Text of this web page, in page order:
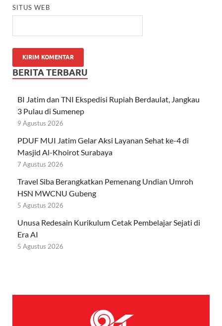
SITUS WEB
BERITA TERBARU
BI Jatim dan TNI Ekspedisi Rupiah Berdaulat, Jangkau
3 Pulau di Sumenep
9 Agustus 2026
PDUF MUI Jatim Gelar Aksi Layanan Sehat ke-4 di
Masjid Al-Khoirot Surabaya
7 Agustus 2026
Travel Siba Berangkatkan Pemenang Undian Umroh
HSN MWCNU Gubeng
5 Agustus 2026
Unusa Redesain Kurikulum Cetak Pembelajar Sejati di
Era AI
5 Agustus 2026